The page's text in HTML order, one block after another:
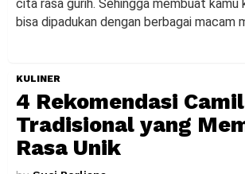
cita rasa gurih. Sehingga membuat kamu
bisa dipadukan dengan berbagai macam
KULINER
4 Rekomendasi
Tradisional yang
Rasa Unik